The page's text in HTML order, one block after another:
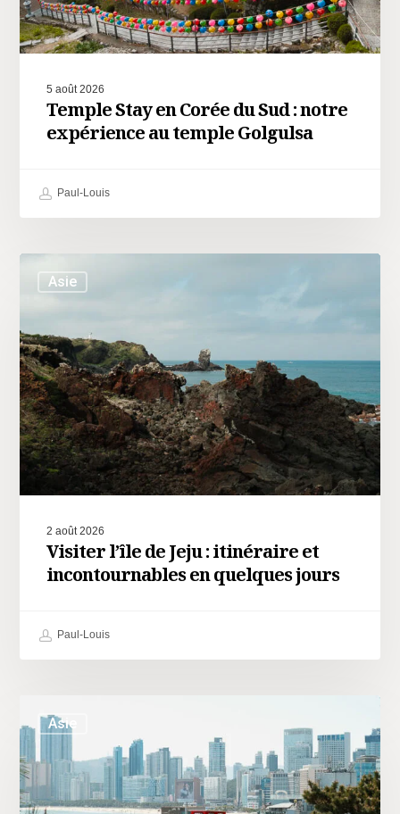
5 août 2026
Temple Stay en Corée du Sud : notre
expérience au temple Golgulsa
Paul-Louis
Asie
2 août 2026
Visiter l’île de Jeju : itinéraire et
incontournables en quelques jours
Paul-Louis
Asie